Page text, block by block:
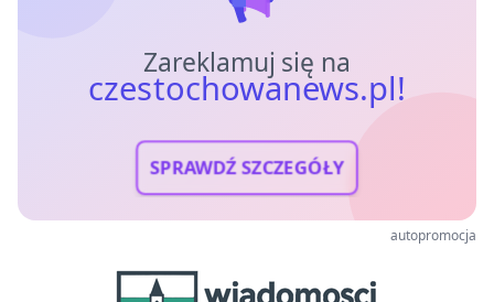
Zareklamuj się na
czestochowanews.pl!
SPRAWDŹ SZCZEGÓŁY
autopromocja